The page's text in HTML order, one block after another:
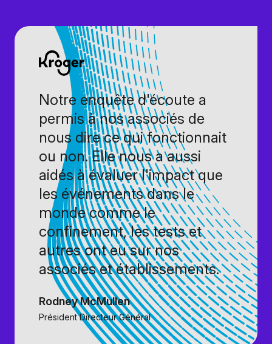
Notre enquête d'écoute a
permis à nos associés de
nous dire ce qui fonctionnait
ou non. Elle nous a aussi
aidés à évaluer l'impact que
les événements dans le
monde comme le
confinement, les tests et
autres ont eu sur nos
associés et établissements.
Rodney McMullen
Président Directeur Général